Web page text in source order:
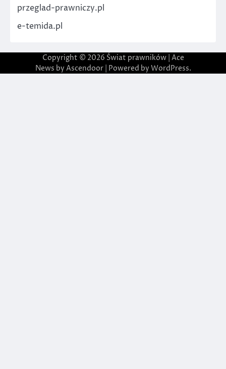
przeglad-prawniczy.pl
e-temida.pl
Copyright © 2026 Świat prawników| Ace
News by Ascendoor| Powered by WordPress.